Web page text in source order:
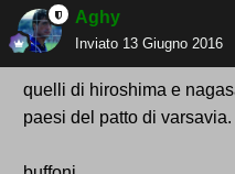
Aghy
Inviato 13 Giugno 2016
quelli di hiroshima e
paesi del patto di varsavia.